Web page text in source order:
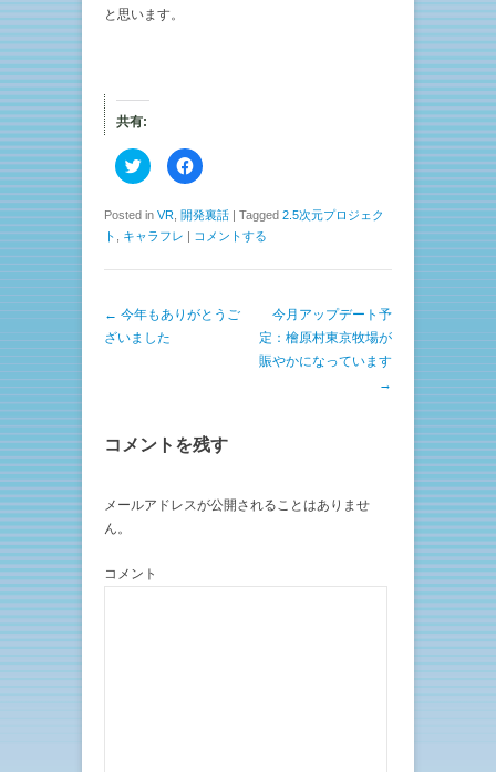
と思います。
共有:
ク
リ
し
て
T
i
e
r
で
共
ィ
ン
開
F
a
b
o
o
で
す
る
く
だ
新
ド
Posted in VR 開発裏話 | Tagged 2.5次元プロジェク
ト
キャラフレ | コメントする
投稿ナビゲーション
← 今年もありがとうご
ざいました
今月アップデート予
定：檜原村東京牧場が
賑やかになっています
→
コメントを残す
メールアドレスが公開されることはありませ
ん。
コメント